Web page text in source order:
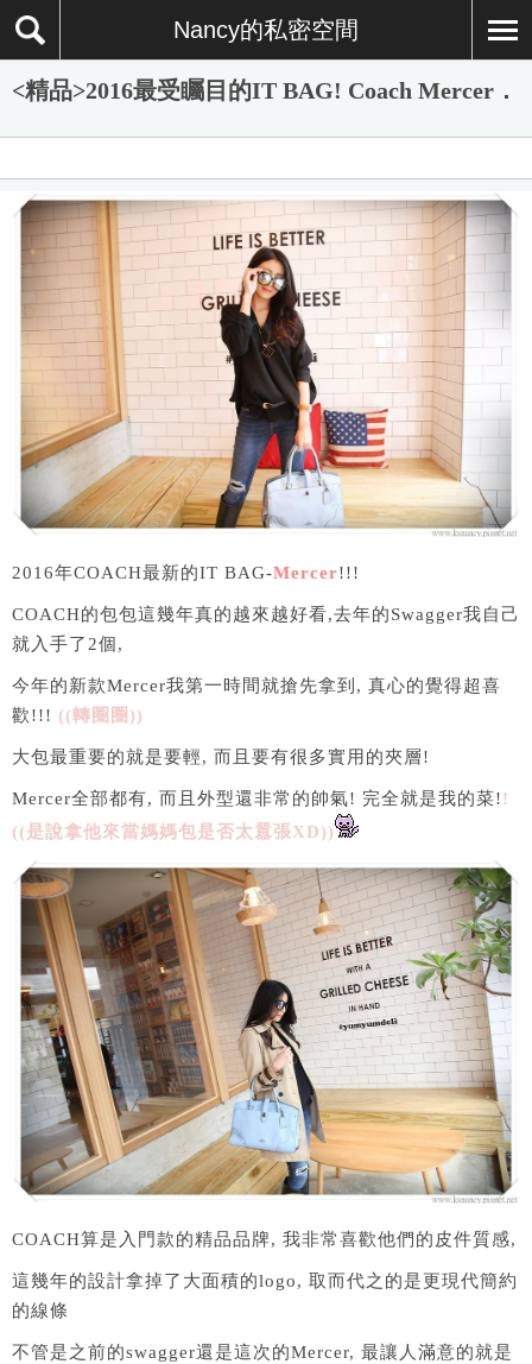
Nancy的私密空間
<精品>2016最受矚目的IT BAG! Coach Mercer．
2016年COACH最新的IT BAG-Mercer!!!
COACH的包包這幾年真的越來越好看,去年的Swagger我自己
就入手了2個,
今年的新款Mercer我第一時間就搶先拿到, 真心的覺得超喜
歡!!! ((轉圈圈))
大包最重要的就是要輕, 而且要有很多實用的夾層!
Mercer全部都有, 而且外型還非常的帥氣! 完全就是我的菜!!
((是說拿他來當媽媽包是否太囂張XD))
COACH算是入門款的精品品牌, 我非常喜歡他們的皮件質感,
這幾年的設計拿掉了大面積的logo, 取而代之的是更現代簡約
的線條
不管是之前的swagger還是這次的Mercer, 最讓人滿意的就是